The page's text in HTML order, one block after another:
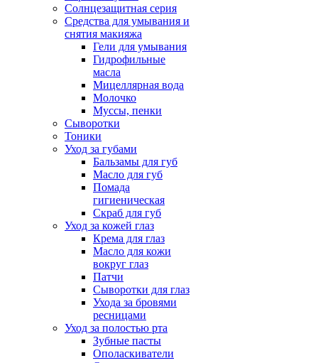
Солнцезащитная серия
Средства для умывания и
снятия макияжа
Гели для умывания
Гидрофильные
масла
Мицеллярная вода
Молочко
Муссы, пенки
Сыворотки
Тоники
Уход за губами
Бальзамы для губ
Масло для губ
Помада
гигиеническая
Скраб для губ
Уход за кожей глаз
Крема для глаз
Масло для кожи
вокруг глаз
Патчи
Сыворотки для глаз
Ухода за бровями
ресницами
Уход за полостью рта
Зубные пасты
Ополаскиватели